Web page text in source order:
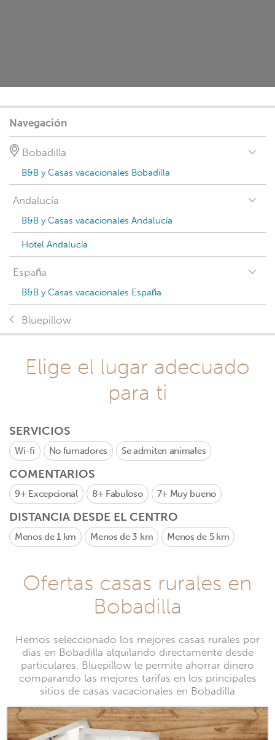
Navegación
Bobadilla
B&B y Casas vacacionales Bobadilla
Andalucía
B&B y Casas vacacionales Andalucía
Hotel Andalucía
España
B&B y Casas vacacionales España
Bluepillow
Elige el lugar adecuado
para ti
SERVICIOS
Wi-fi No fumadores Se admiten animales
COMENTARIOS
9+ Excepcional 8+ Fabuloso 7+ Muy bueno
DISTANCIA DESDE EL CENTRO
Menos de 1 km Menos de 3 km Menos de 5 km
Ofertas casas rurales en
Bobadilla
Hemos seleccionado los mejores casas rurales por
días en Bobadilla alquilando directamente desde
particulares. Bluepillow le permite ahorrar dinero
comparando las mejores tarifas en los principales
sitios de casas vacacionales en Bobadilla